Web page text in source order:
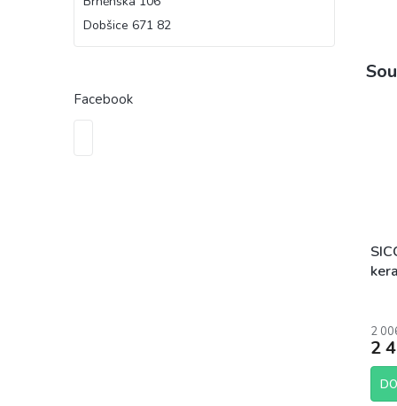
Dobšice 671 82
Facebook
2
2